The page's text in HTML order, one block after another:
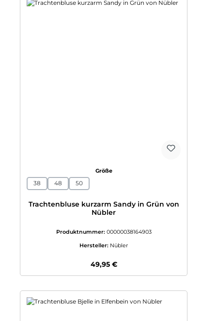
Größeauswählen
38 48 50
Trachtenbluse kurzarm Sandy in Grün von
Nübler
Produktnummer: 00000038164903
Hersteller: Nübler
Regulärer Preis:
49,95 €